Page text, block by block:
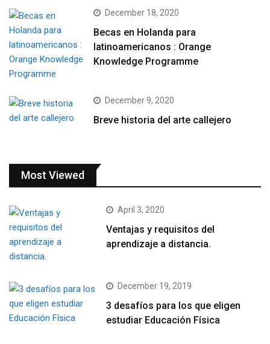
December 18, 2020
Becas en Holanda para
latinoamericanos : Orange
Knowledge Programme
December 9, 2020
Breve historia del arte callejero
Most Viewed
April 3, 2020
Ventajas y requisitos del
aprendizaje a distancia.
December 19, 2019
3 desafíos para los que eligen
estudiar Educación Física